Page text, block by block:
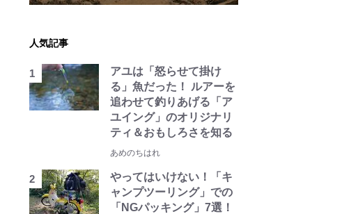
人気記事
アユは「怒らせて掛け
る」魚だった！ ルアーを
追わせて釣りあげる「ア
ユイング」のオリジナリ
ティ＆おもしろさを知る
あめのちはれ
やってはいけない！「キ
ャンプツーリング」での
「NGパッキング」7選！